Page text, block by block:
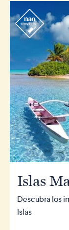
r
Islas
Descubra los
Islas